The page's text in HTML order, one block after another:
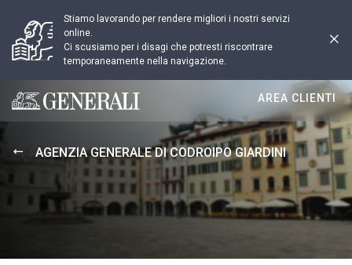
Stiamo lavorando per rendere migliori i nostri servizi
online.
Ci scusiamo per i disagi che potresti riscontrare
temporaneamente nella navigazione.
Generali logo
AREA CLIENTI
AGENZIA GENERALE DI CODROIPO GIARDINI